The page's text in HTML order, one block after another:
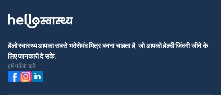
हैलो स्वास्थ्य आपका सबसे भरोसेमंद मित्र बनना चाहता है, जो आपको हेल्दी जिंदगी जीने के
लिए जानकारी दे सके.
हमें फॉलो करें